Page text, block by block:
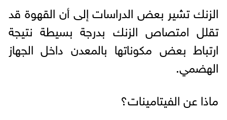
الزنك تشير بعض الدراسات إلى أن القهوة قد
تقلل امتصاص الزنك بدرجة بسيطة نتيجة
ارتباط بعض مكوناتها بالمعدن داخل الجهاز
الهضمي.
ماذا عن الفيتامينات؟